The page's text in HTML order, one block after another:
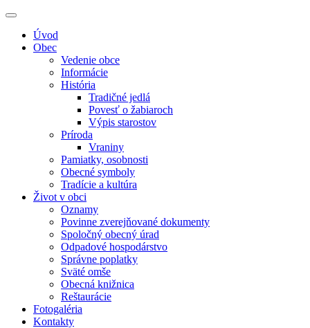
Úvod
Obec
Vedenie obce
Informácie
História
Tradičné jedlá
Povesť o žabiaroch
Výpis starostov
Príroda
Vraniny
Pamiatky, osobnosti
Obecné symboly
Tradície a kultúra
Život v obci
Oznamy
Povinne zverejňované dokumenty
Spoločný obecný úrad
Odpadové hospodárstvo
Správne poplatky
Sväté omše
Obecná knižnica
Reštaurácie
Fotogaléria
Kontakty